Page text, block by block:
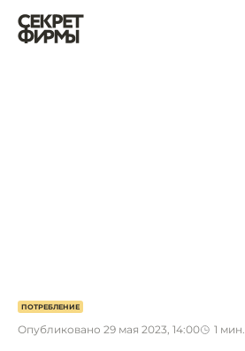
ПОТРЕБЛЕНИЕ
Опубликовано 29 мая 2023, 14:00 1 мин.